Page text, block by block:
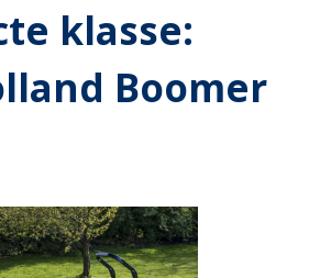
klasse:
Boomer